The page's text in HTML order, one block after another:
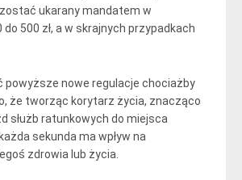
ukarany mandatem w
500 zł, a w skrajnych przypadkach
powyższe nowe regulacje chociażby
że tworząc korytarz życia, znacząco
służb ratunkowych do miejsca
sekunda ma wpływ na
zdrowia lub życia.